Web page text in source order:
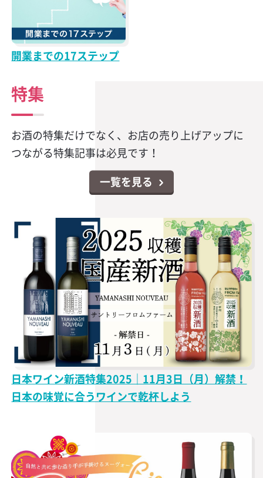
開業までの17ステップ
特集
お酒の特集だけでなく、お店の売り上げアップに
つながる特集記事は必見です！
一覧を見る
日本ワイン新酒特集2025｜11月3日（月）解禁！
日本の味覚に合うワインで乾杯しよう